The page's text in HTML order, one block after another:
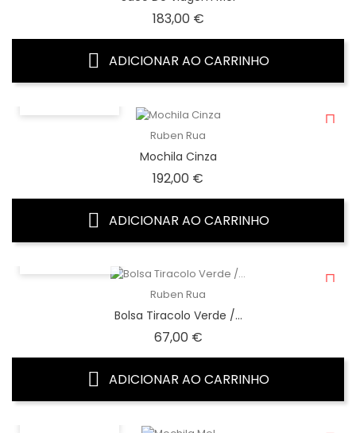
183,00 €Preço
ADICIONAR AO CARRINHO
Ruben Rua
Mochila Cinza
192,00 €
ADICIONAR AO CARRINHO
Ruben Rua
Bolsa Tiracolo Verde /...
67,00 €Preço
ADICIONAR AO CARRINHO